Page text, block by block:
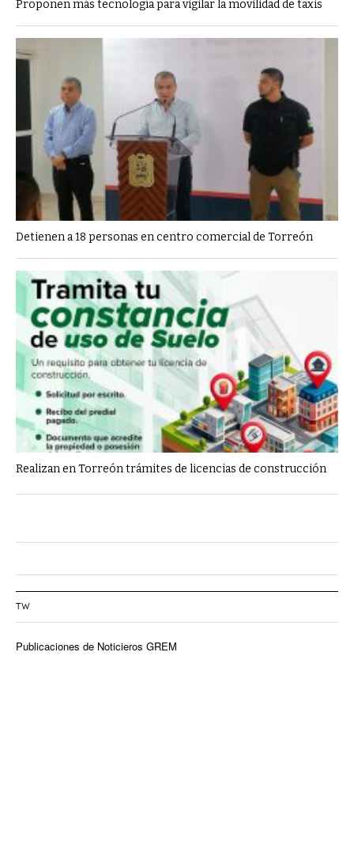
Proponen más tecnología para vigilar la movilidad de taxis
Detienen a 18 personas en centro comercial de Torreón
Realizan en Torreón trámites de licencias de construcción
TW
Publicaciones de Noticieros GREM